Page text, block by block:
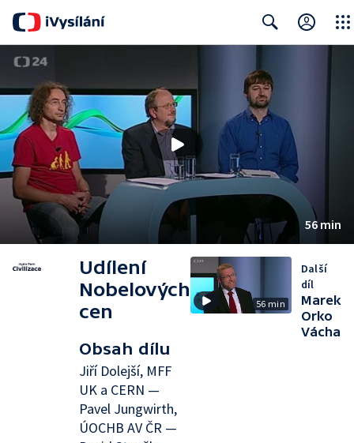
56 min
Udílení
Nobelových
cen
Obsah dílu
Jiří Dolejší, MFF
UK a CERN —
Pavel Jungwirth,
ÚOCHB AV ČR —
56 min
Další
díl
Marek
Orko
Vácha